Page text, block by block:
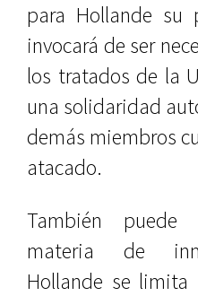
para Hollande su
invocará de ser
los tratados de la
una solidaridad
demás miembros
atacado.
También
materia de
Hollande se